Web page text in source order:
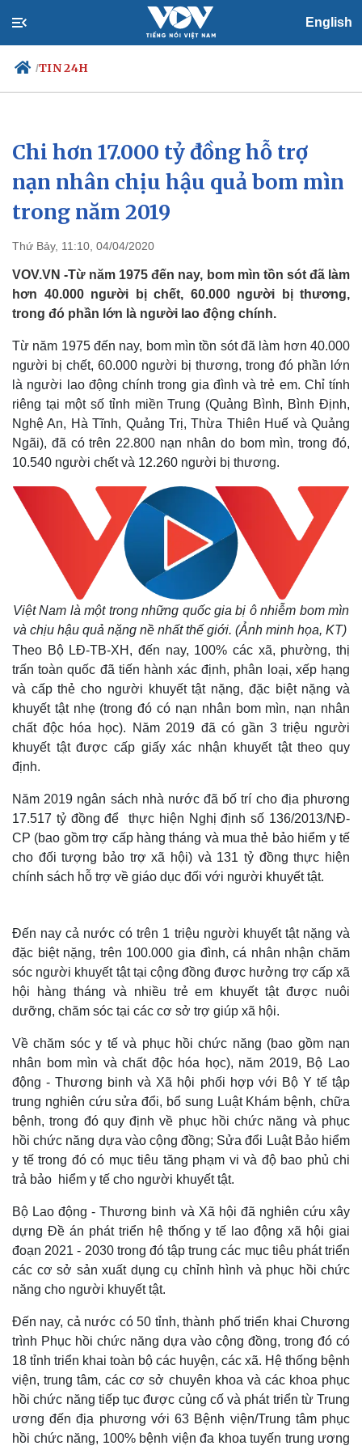
English
/TIN 24H
Chính trị
Tổ chức nhân sự
Quốc hội
Nhận diện sự thật
Xã hội
Dự báo thời tiết
Thế giới
Quan sát
Cuộc sống đó đây
Hồ sơ
Multimedia
Video
Ảnh
E-Magazine
Infographic
Chi hơn 17.000 tỷ đồng hỗ trợ
nạn nhân chịu hậu quả bom mìn
trong năm 2019
Thứ Bảy, 11:10, 04/04/2020
VOV.VN -Từ năm 1975 đến nay, bom mìn tồn sót đã làm
hơn 40.000 người bị chết, 60.000 người bị thương,
trong đó phần lớn là người lao động chính.
Từ năm 1975 đến nay, bom mìn tồn sót đã làm hơn 40.000
người bị chết, 60.000 người bị thương, trong đó phần lớn
là người lao động chính trong gia đình và trẻ em. Chỉ tính
riêng tại một số tỉnh miền Trung (Quảng Bình, Bình Định,
Nghệ An, Hà Tĩnh, Quảng Trị, Thừa Thiên Huế và Quảng
Ngãi), đã có trên 22.800 nạn nhân do bom mìn, trong đó,
10.540 người chết và 12.260 người bị thương.
Việt Nam là một trong những quốc gia bị ô nhiễm bom mìn
và chịu hậu quả nặng nề nhất thế giới. (Ảnh minh họa, KT)
Theo Bộ LĐ-TB-XH, đến nay, 100% các xã, phường, thị
trấn toàn quốc đã tiến hành xác định, phân loại, xếp hạng
và cấp thẻ cho người khuyết tật nặng, đặc biệt nặng và
khuyết tật nhẹ (trong đó có nạn nhân bom mìn, nạn nhân
chất độc hóa học). Năm 2019 đã có gần 3 triệu người
khuyết tật được cấp giấy xác nhận khuyết tật theo quy
định.
Năm 2019 ngân sách nhà nước đã bố trí cho địa phương
17.517 tỷ đồng để thực hiện Nghị định số 136/2013/NĐ-
CP (bao gồm trợ cấp hàng tháng và mua thẻ bảo hiểm y tế
cho đối tượng bảo trợ xã hội) và 131 tỷ đồng thực hiện
chính sách hỗ trợ về giáo dục đối với người khuyết tật.
Đến nay cả nước có trên 1 triệu người khuyết tật nặng và
đặc biệt nặng, trên 100.000 gia đình, cá nhân nhận chăm
sóc người khuyết tật tại cộng đồng được hưởng trợ cấp xã
hội hàng tháng và nhiều trẻ em khuyết tật được nuôi
dưỡng, chăm sóc tại các cơ sở trợ giúp xã hội.
Về chăm sóc y tế và phục hồi chức năng (bao gồm nạn
nhân bom mìn và chất độc hóa học), năm 2019, Bộ Lao
động - Thương binh và Xã hội phối hợp với Bộ Y tế tập
trung nghiên cứu sửa đổi, bổ sung Luật Khám bệnh, chữa
bệnh, trong đó quy định về phục hồi chức năng và phục
hồi chức năng dựa vào cộng đồng; Sửa đổi Luật Bảo hiểm
y tế trong đó có mục tiêu tăng phạm vi và độ bao phủ chi
trả bảo hiểm y tế cho người khuyết tật.
Bộ Lao động - Thương binh và Xã hội đã nghiên cứu xây
dựng Đề án phát triển hệ thống y tế lao động xã hội giai
đoạn 2021 - 2030 trong đó tập trung các mục tiêu phát triển
các cơ sở sản xuất dụng cụ chỉnh hình và phục hồi chức
năng cho người khuyết tật.
Đến nay, cả nước có 50 tỉnh, thành phố triển khai Chương
trình Phục hồi chức năng dựa vào cộng đồng, trong đó có
18 tỉnh triển khai toàn bộ các huyện, các xã. Hệ thống bệnh
viện, trung tâm, các cơ sở chuyên khoa và các khoa phục
hồi chức năng tiếp tục được củng cố và phát triển từ Trung
ương đến địa phương với 63 Bệnh viện/Trung tâm phục
hồi chức năng, 100% bệnh viện đa khoa tuyến trung ương